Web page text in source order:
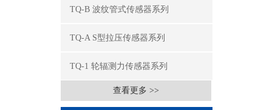
TQ-B 波纹管式传感器系列
TQ-A S型拉压传感器系列
TQ-1 轮辐测力传感器系列
查看更多 >>